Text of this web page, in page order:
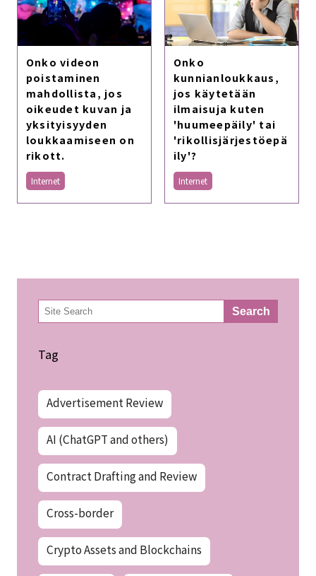
Onko videon
poistaminen
mahdollista, jos
oikeudet kuvan ja
yksityisyyden
loukkaamiseen on
rikott.
Internet
Onko
kunnianloukkaus,
jos käytetään
ilmaisuja kuten
'huumeepäily' tai
'rikollisjärjestöepä
ily'?
Internet
検
索 Search
Tag
Advertisement Review
AI (ChatGPT and others)
Contract Drafting and Review
Cross-border
Crypto Assets and Blockchains